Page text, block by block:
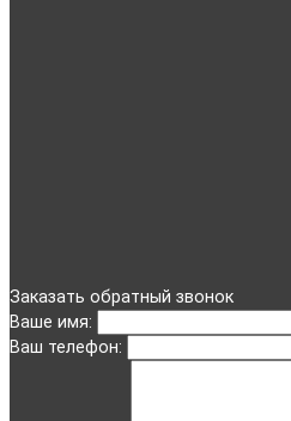
Заказать обратный звонок
Ваше имя:
Ваш телефон: